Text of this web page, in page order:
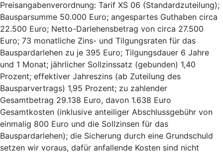
Preisangabenverordnung: Tarif XS 06 (Standardzuteilung);
Bausparsumme 50.000 Euro; angespartes Guthaben circa
22.500 Euro; Netto-Darlehensbetrag von circa 27.500
Euro; 73 monatliche Zins- und Tilgungsraten für das
Bauspardarlehen zu je 395 Euro; Tilgungsdauer 6 Jahre
und 1 Monat; jährlicher Sollzinssatz (gebunden) 1,40
Prozent; effektiver Jahreszins (ab Zuteilung des
Bausparvertrags) 1,95 Prozent; zu zahlender
Gesamtbetrag 29.138 Euro, davon 1.638 Euro
Gesamtkosten (inklusive anteiliger Abschlussgebühr von
einmalig 800 Euro und die Sollzinsen für das
Bauspardarlehen); die Sicherung durch eine Grundschuld
setzen wir voraus, dafür anfallende Kosten sind nicht